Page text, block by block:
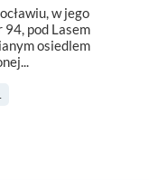
w jego
94, pod Lasem
osiedlem